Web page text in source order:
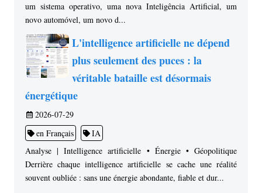
um sistema operativo, uma nova Inteligência Artificial, um
novo automóvel, um novo d...
L'intelligence artificielle ne dépend
plus seulement des puces : la
véritable bataille est désormais
énergétique
2026-07-29
en Français
IA
Analyse | Intelligence artificielle • Énergie • Géopolitique
Derrière chaque intelligence artificielle se cache une réalité
souvent oubliée : sans une énergie abondante, fiable et dur...